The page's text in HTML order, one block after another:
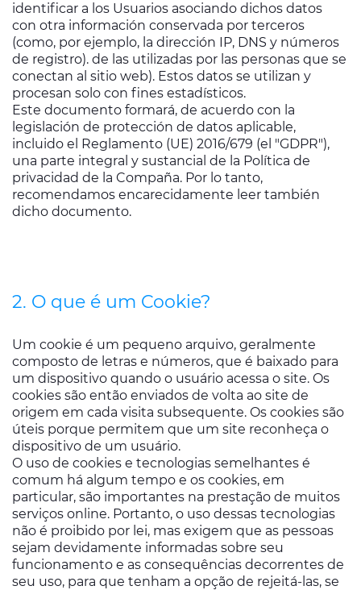
identificar a los Usuarios asociando dichos datos
con otra información conservada por terceros
(como, por ejemplo, la dirección IP, DNS y números
de registro). de las utilizadas por las personas que se
conectan al sitio web). Estos datos se utilizan y
procesan solo con fines estadísticos.
Este documento formará, de acuerdo con la
legislación de protección de datos aplicable,
incluido el Reglamento (UE) 2016/679 (el "GDPR"),
una parte integral y sustancial de la Política de
privacidad de la Compaña. Por lo tanto,
recomendamos encarecidamente leer también
dicho documento.
2. O que é um Cookie?
Um cookie é um pequeno arquivo, geralmente
composto de letras e números, que é baixado para
um dispositivo quando o usuário acessa o site. Os
cookies são então enviados de volta ao site de
origem em cada visita subsequente. Os cookies são
úteis porque permitem que um site reconheça o
dispositivo de um usuário.
O uso de cookies e tecnologias semelhantes é
comum há algum tempo e os cookies, em
particular, são importantes na prestação de muitos
serviços online. Portanto, o uso dessas tecnologias
não é proibido por lei, mas exigem que as pessoas
sejam devidamente informadas sobre seu
funcionamento e as consequências decorrentes de
seu uso, para que tenham a opção de rejeitá-las, se